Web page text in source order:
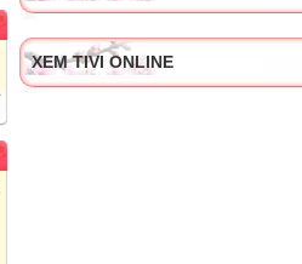
XEM TIVI ONLINE